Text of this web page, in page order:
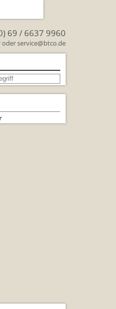
69 / 6637 9960
oderservice@btco.de